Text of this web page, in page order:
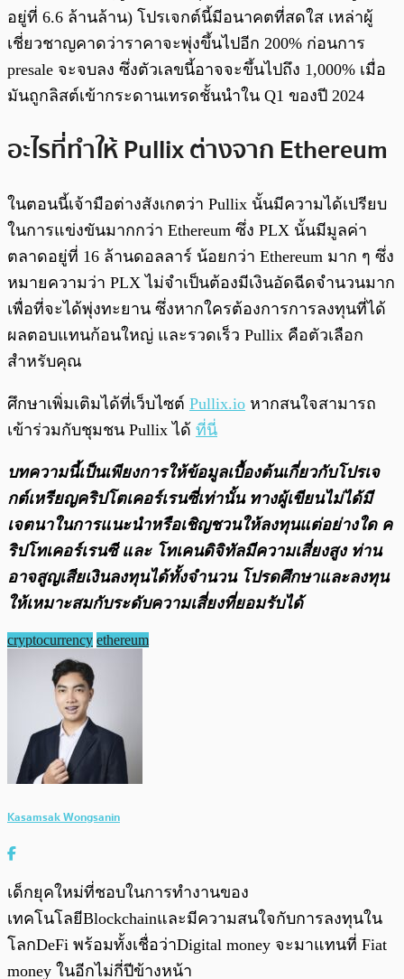
อยู่ที่ 6.6 ล้านล้าน) โปรเจกต์นี้มีอนาคตที่สดใส เหล่าผู้
เชี่ยวชาญคาดว่าราคาจะพุ่งขึ้นไปอีก 200% ก่อนการ
presale จะจบลง ซึ่งตัวเลขนี้อาจจะขึ้นไปถึง 1,000% เมื่อ
มันถูกลิสต์เข้ากระดานเทรดชั้นนำใน Q1 ของปี 2024
อะไรที่ทำให้ Pullix ต่างจาก Ethereum
ในตอนนี้เจ้ามือต่างสังเกตว่า Pullix นั้นมีความได้เปรียบ
ในการแข่งขันมากกว่า Ethereum ซึ่ง PLX นั้นมีมูลค่า
ตลาดอยู่ที่ 16 ล้านดอลลาร์ น้อยกว่า Ethereum มาก ๆ ซึ่ง
หมายความว่า PLX ไม่จำเป็นต้องมีเงินอัดฉีดจำนวนมาก
เพื่อที่จะได้พุ่งทะยาน ซึ่งหากใครต้องการการลงทุนที่ได้
ผลตอบแทนก้อนใหญ่ และรวดเร็ว Pullix คือตัวเลือก
สำหรับคุณ
ศึกษาเพิ่มเติมได้ที่เว็บไซต์ Pullix.io หากสนใจสามารถ
เข้าร่วมกับชุมชน Pullix ได้ ที่นี่
บทความนี้เป็นเพียงการให้ข้อมูลเบื้องต้นเกี่ยวกับโปรเจ
กต์เหรียญคริปโตเคอร์เรนซี่เท่านั้น ทางผู้เขียนไม่ได้มี
เจตนาในการแนะนำหรือเชิญชวนให้ลงทุนแต่อย่างใด ค
ริปโทเคอร์เรนซี และ โทเคนดิจิทัลมีความเสี่ยงสูง ท่าน
อาจสูญเสียเงินลงทุนได้ทั้งจํานวน โปรดศึกษาและลงทุน
ให้เหมาะสมกับระดับความเสี่ยงที่ยอมรับได้
cryptocurrency ethereum
Kasamsak Wongsanin
เด็กยุคใหม่ที่ชอบในการทำงานของ
เทคโนโลยีBlockchainและมีความสนใจกับการลงทุนใน
โลกDeFi พร้อมทั้งเชื่อว่าDigital money จะมาแทนที่ Fiat
money ในอีกไม่กี่ปีข้างหน้า